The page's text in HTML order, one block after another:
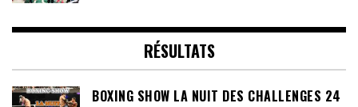
RÉSULTATS
BOXING SHOW LA NUIT DES CHALLENGES 24